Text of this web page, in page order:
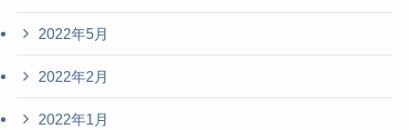
2022年5月
2022年2月
2022年1月